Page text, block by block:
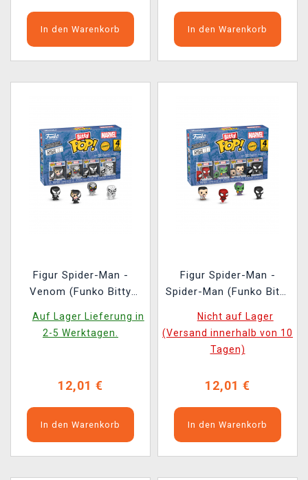
In den Warenkorb In den Warenkorb
Figur Spider-Man -
Venom (Funko Bitty
Auf Lager Lieferung in
2-5 Werktagen.
12,01 €
In den Warenkorb
Figur Spider-Man -
Spider-Man (Funko Bitty
Nicht auf Lager
(Versand innerhalb von 10
Tagen)
12,01 €
In den Warenkorb